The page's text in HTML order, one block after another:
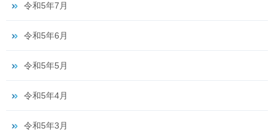
令和5年7月
令和5年6月
令和5年5月
令和5年4月
令和5年3月